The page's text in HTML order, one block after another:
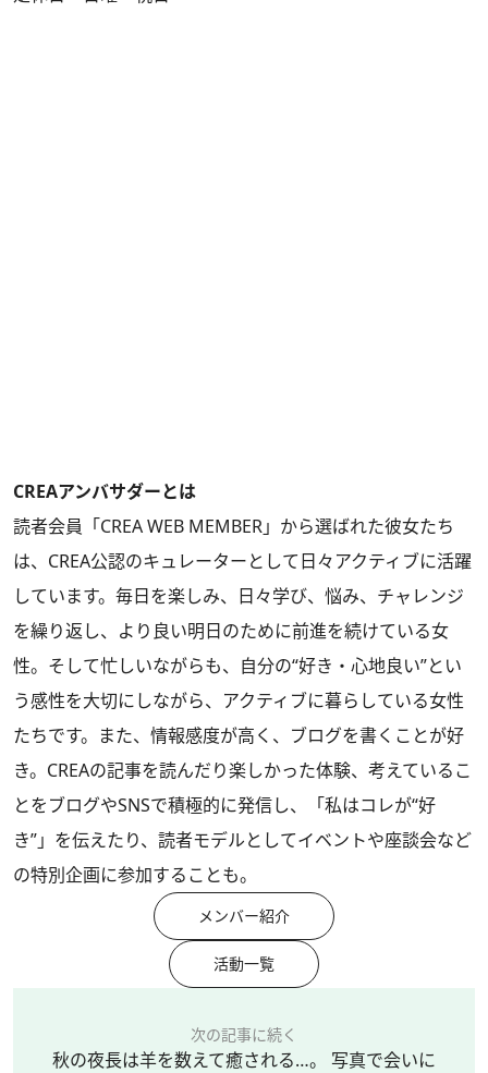
CREAアンバサダーとは
読者会員「CREA WEB MEMBER」から選ばれた彼女たち
は、CREA公認のキュレーターとして日々アクティブに活躍
しています。毎日を楽しみ、日々学び、悩み、チャレンジ
を繰り返し、より良い明日のために前進を続けている女
性。そして忙しいながらも、自分の“好き・心地良い”とい
う感性を大切にしながら、アクティブに暮らしている女性
たちです。また、情報感度が高く、ブログを書くことが好
き。CREAの記事を読んだり楽しかった体験、考えているこ
とをブログやSNSで積極的に発信し、「私はコレが“好
き”」を伝えたり、読者モデルとしてイベントや座談会など
の特別企画に参加することも。
メンバー紹介
活動一覧
次の記事に続く
秋の夜長は羊を数えて癒される…。 写真で会いに